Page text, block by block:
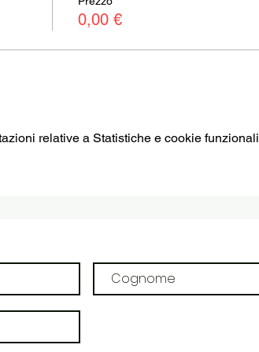
0,00 €
relative a Statistiche e cookie